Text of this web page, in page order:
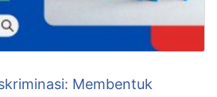
Membentuk